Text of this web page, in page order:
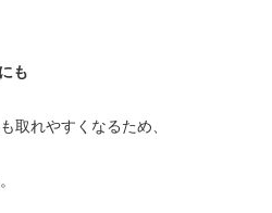
も
取れやすくなるため、